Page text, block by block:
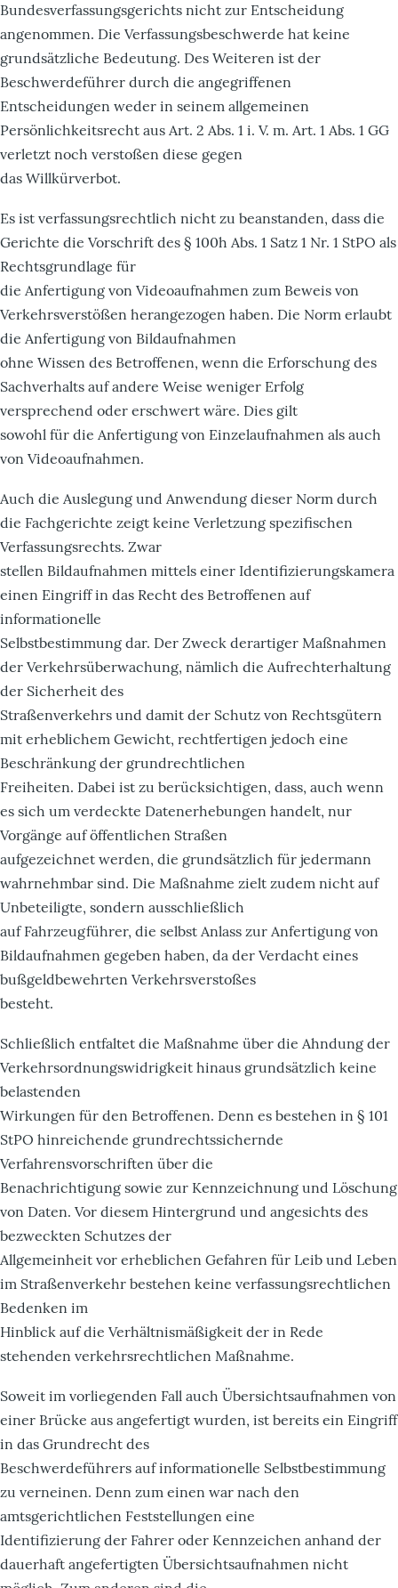
Bundesverfassungsgerichts nicht zur Entscheidung
angenommen. Die Verfassungsbeschwerde hat keine
grundsätzliche Bedeutung. Des Weiteren ist der
Beschwerdeführer durch die angegriffenen
Entscheidungen weder in seinem allgemeinen
Persönlichkeitsrecht aus Art. 2 Abs. 1 i. V. m. Art. 1 Abs. 1 GG
verletzt noch verstoßen diese gegen
das Willkürverbot.
Es ist verfassungsrechtlich nicht zu beanstanden, dass die
Gerichte die Vorschrift des § 100h Abs. 1 Satz 1 Nr. 1 StPO als
Rechtsgrundlage für
die Anfertigung von Videoaufnahmen zum Beweis von
Verkehrsverstößen herangezogen haben. Die Norm erlaubt
die Anfertigung von Bildaufnahmen
ohne Wissen des Betroffenen, wenn die Erforschung des
Sachverhalts auf andere Weise weniger Erfolg
versprechend oder erschwert wäre. Dies gilt
sowohl für die Anfertigung von Einzelaufnahmen als auch
von Videoaufnahmen.
Auch die Auslegung und Anwendung dieser Norm durch
die Fachgerichte zeigt keine Verletzung spezifischen
Verfassungsrechts. Zwar
stellen Bildaufnahmen mittels einer Identifizierungskamera
einen Eingriff in das Recht des Betroffenen auf
informationelle
Selbstbestimmung dar. Der Zweck derartiger Maßnahmen
der Verkehrsüberwachung, nämlich die Aufrechterhaltung
der Sicherheit des
Straßenverkehrs und damit der Schutz von Rechtsgütern
mit erheblichem Gewicht, rechtfertigen jedoch eine
Beschränkung der grundrechtlichen
Freiheiten. Dabei ist zu berücksichtigen, dass, auch wenn
es sich um verdeckte Datenerhebungen handelt, nur
Vorgänge auf öffentlichen Straßen
aufgezeichnet werden, die grundsätzlich für jedermann
wahrnehmbar sind. Die Maßnahme zielt zudem nicht auf
Unbeteiligte, sondern ausschließlich
auf Fahrzeugführer, die selbst Anlass zur Anfertigung von
Bildaufnahmen gegeben haben, da der Verdacht eines
bußgeldbewehrten Verkehrsverstoßes
besteht.
Schließlich entfaltet die Maßnahme über die Ahndung der
Verkehrsordnungswidrigkeit hinaus grundsätzlich keine
belastenden
Wirkungen für den Betroffenen. Denn es bestehen in § 101
StPO hinreichende grundrechtssichernde
Verfahrensvorschriften über die
Benachrichtigung sowie zur Kennzeichnung und Löschung
von Daten. Vor diesem Hintergrund und angesichts des
bezweckten Schutzes der
Allgemeinheit vor erheblichen Gefahren für Leib und Leben
im Straßenverkehr bestehen keine verfassungsrechtlichen
Bedenken im
Hinblick auf die Verhältnismäßigkeit der in Rede
stehenden verkehrsrechtlichen Maßnahme.
Soweit im vorliegenden Fall auch Übersichtsaufnahmen von
einer Brücke aus angefertigt wurden, ist bereits ein Eingriff
in das Grundrecht des
Beschwerdeführers auf informationelle Selbstbestimmung
zu verneinen. Denn zum einen war nach den
amtsgerichtlichen Feststellungen eine
Identifizierung der Fahrer oder Kennzeichen anhand der
dauerhaft angefertigten Übersichtsaufnahmen nicht